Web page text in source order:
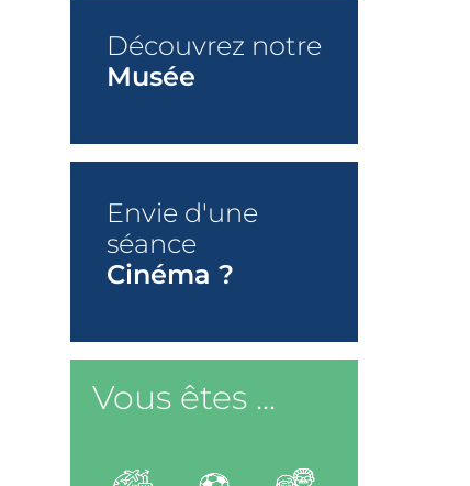
Découvrez notre
Musée
Envie d'une
séance
Cinéma ?
Vous êtes ...